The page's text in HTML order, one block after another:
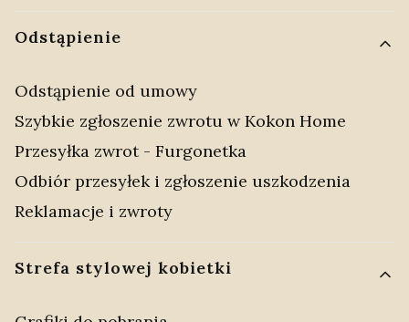
Odstąpienie
Odstąpienie od umowy
Szybkie zgłoszenie zwrotu w Kokon Home
Przesyłka zwrot - Furgonetka
Odbiór przesyłek i zgłoszenie uszkodzenia
Reklamacje i zwroty
Strefa stylowej kobietki